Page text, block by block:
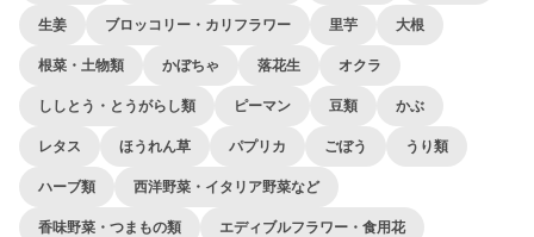
生姜 ブロッコリー・カリフラワー 里芋 大根
根菜・土物類 かぼちゃ 落花生 オクラ
ししとう・とうがらし類 ピーマン 豆類 かぶ
レタス ほうれん草 パプリカ ごぼう うり類
ハーブ類 西洋野菜・イタリア野菜など
香味野菜・つまもの類 エディブルフラワー・食用花